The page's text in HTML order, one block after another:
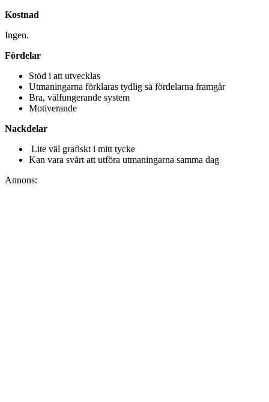
Kostnad
Ingen.
Fördelar
Stöd i att utvecklas
Utmaningarna förklaras tydlig så fördelarna framgår
Bra, välfungerande system
Motiverande
Nackdelar
Lite väl grafiskt i mitt tycke
Kan vara svårt att utföra utmaningarna samma dag
Annons: